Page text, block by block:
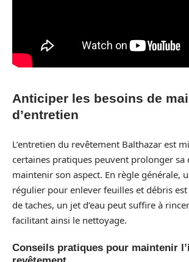
Anticiper les besoins de
d’entretien
L’entretien du revêtement Balthazar est
certaines pratiques peuvent prolonger sa
maintenir son aspect. En règle générale,
régulier pour enlever feuilles et débris est
de taches, un jet d’eau peut suffire à
facilitant ainsi le nettoyage.
Conseils pratiques pour maintenir